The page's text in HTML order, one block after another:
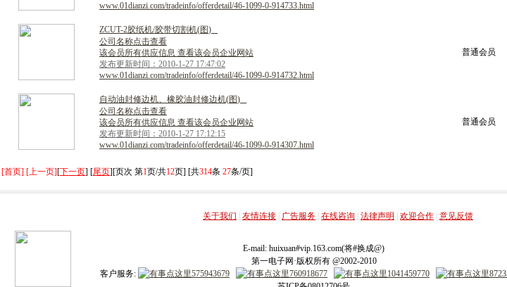
www.01dianzi.com/tradeinfo/offerdetail/46-1099-0-914733.html
ZCUT-2胶纸机/胶带切割机(图)
公司名称点击查看
该会员所有供应信息 查看该会员企业网站
发布更新时间：2010-1-27 17:47:02
www.01dianzi.com/tradeinfo/offerdetail/46-1099-0-914732.html
普通会员
自动油封修边机、 橡胶油封修边机(图)
公司名称点击查看
该会员所有供应信息 查看该会员企业网站
发布更新时间：2010-1-27 17:12:15
www.01dianzi.com/tradeinfo/offerdetail/46-1099-0-914307.html
普通会员
[首页] [上一页][下一页] [尾页][页次 第1页/共12页] [共314条 27条/页]
关于我们
友情连接 广告服务 在线咨询 法律声明 欢迎合作 意见反馈
E-mail: huixuan#vip.163.com(将#换成@)
第一电子网·版权所有 @2002-2010
客户服务: